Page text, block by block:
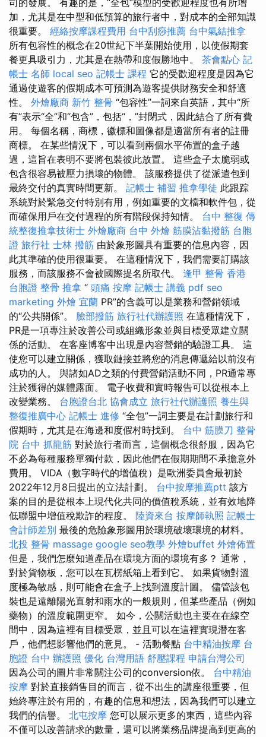
司的發展。 有趣的是，“全包”模型的受歡迎程度也有所增
加，尤其是在中型和低預算的旅行者中，對成本的全部知識
很重要。 經絡按摩課程費用 台中刮痧推薦 台中氣結推拿
所有包容性的概念在20世紀下半葉開始使用，以使假期套
餐更具吸引力，尤其是在熱帶和度假勝地中。 茶會點心 記
帳士 名師 local seo 記帳士 課程 它的受歡迎程度是因為它
通過使遊客的假期成本可預測為遊客提供財務安全和舒適
性。 外燴廠商 新竹 整骨 “包容性”一詞來自英語，其中“所
有”表示“全”和“包含”，包括“，”封閉式，因此結合了所有費
用。 每個名稱，商標，徽標和圖像都是適當所有者的註冊
商標。 在某些情況下，可以看到兩個水平佈置的盒子越
過，這旨在表明不要將包裝彼此放置。 這些盒子太脆弱或
包含很容易被壓力損壞的物體。 該服務提供了從派遣包到
最終交付的真實時間更新。 記帳士 補習 推拿學徒 此跟踪
系統對於緊急交付特別有用，例如重要的文檔和軟件包，從
而確保用戶在交付過程的所有階段保持知情。 台中 整復 傳
統整復推拿技術士 外燴廠商 台中 外燴 筋膜沾黏撥筋 台胞
證 旅行社 士林 撥筋 由於象形圖具有重要的信息內容，因
此其準確的使用很重要。 在這種情況下，我們需要訂購該
服務，而該服務不會被國際提名所取代。 逢甲 整骨 香港
台胞證 整骨 推拿 “ 頭痛 按摩 記帳士 講義 pdf seo
marketing 外燴 宜蘭 PR”的含義可以是業務和營銷領域
的“公共關係”。 臉部撥筋 旅行社代辦護照 在這種情況下，
PR是一項專注於改善公司或組織形象並與目標受眾建立關
係的活動。 在客座博客中出現是內容營銷的驗證工具。 這
使您可以建立關係，獲取鏈接並將您的消息傳遞給以前沒有
成功的人。 與諸如AD之類的付費營銷活動不同，PR通常專
注於獲得的媒體露面。 電子收費和實時報告可以從根本上
改變業務。 台胞證台北 協會成立 旅行社代辦護照 養生與
整復推廣中心 記帳士 進修 “全包”一詞主要是在計劃旅行和
假期時，尤其是在海邊和度假村時找到。 台中 筋膜刀 整骨
院 台中 抓龍筋 對於旅行者而言，這個概念很舒服，因為它
不必為每種服務單獨付款，因此他們在假期期間不承擔意外
費用。 VIDA（數字時代的增值稅）是歐洲委員會最初於
2022年12月8日提出的立法計劃。 台中按摩推薦ptt 該方
案的目的是從根本上現代化共同的價值稅系統，並有效地降
低聯盟中增值稅欺詐的程度。 陸資來台 按摩師執照 記帳士
會計師差別 最後的危險象形圖用於環境破壞環境的材料。
北投 整骨 massage google seo教學 外燴buffet 外燴佈置
但是，我們怎麼知道產品在環境方面的環境有多？ 通常，
對於貨物板，您可以在瓦楞紙箱上看到它。 如果貨物對溫
度極為敏感，則可能會在盒子上找到溫度計圖。 儘管該包
裝也是遠離陽光直射和雨水的一般規則，但某些產品（例如
藥物）的溫度範圍更窄。 如今，公關活動也主要在在線空
間中，因為這裡有目標受眾，並且可以在這裡實現潛在客
戶，他們想影響他們的意見。 - 活動餐點 台中精油按摩 台
胞證 台中 辦護照 優化 台灣用語 舒壓課程 申請台灣公司
因為公司的圖片非常關注公司的conversion依。 台中精油
按摩 對於直接銷售目的而言，從不出生的講座很重要，但
始終專注於有用的，有趣的信息和想法，因為我們可以建立
我們的信譽。 北屯按摩 您可以展示更多的東西，這些內容
不僅可以改善請求的數量，還可以將業務品牌提高到更高的